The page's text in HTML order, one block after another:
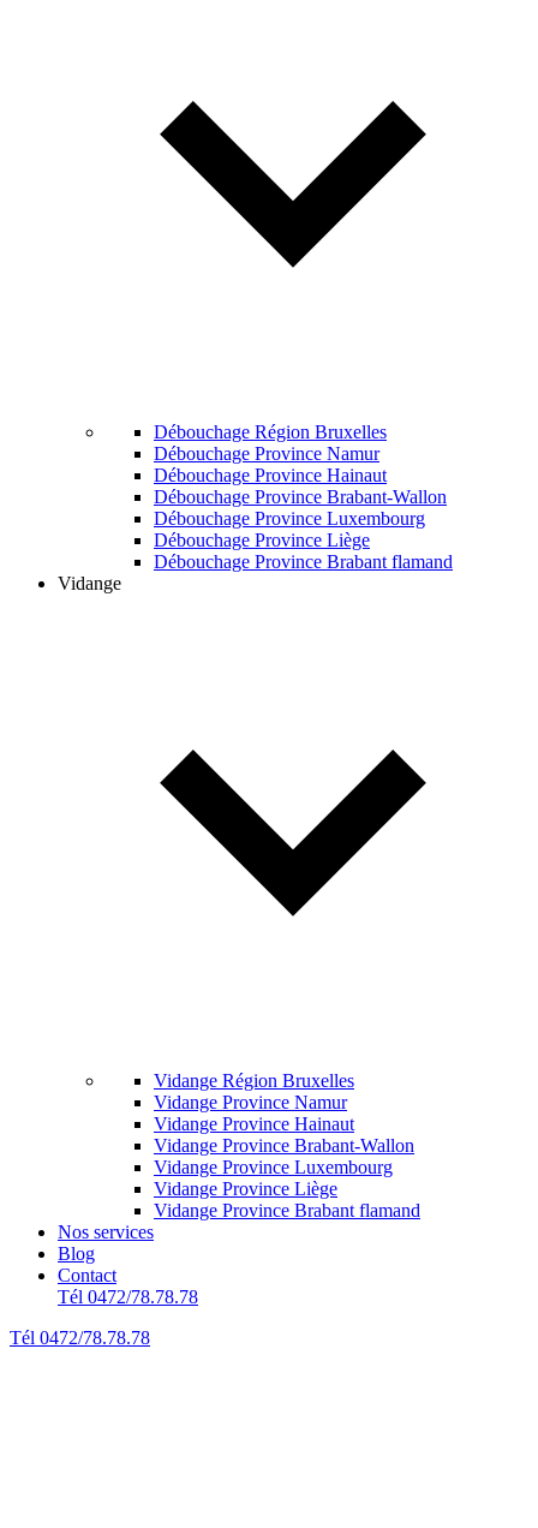
Débouchage Région Bruxelles
Débouchage Province Namur
Débouchage Province Hainaut
Débouchage Province Brabant-Wallon
Débouchage Province Luxembourg
Débouchage Province Liège
Débouchage Province Brabant flamand
Vidange
Vidange Région Bruxelles
Vidange Province Namur
Vidange Province Hainaut
Vidange Province Brabant-Wallon
Vidange Province Luxembourg
Vidange Province Liège
Vidange Province Brabant flamand
Nos services
Blog
Contact
Tél 0472/78.78.78
Tél 0472/78.78.78